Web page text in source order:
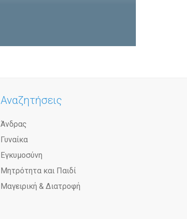
Αναζητήσεις
Άνδρας
Γυναίκα
Εγκυμοσύνη
Μητρότητα και Παιδί
Μαγειρική & Διατροφή